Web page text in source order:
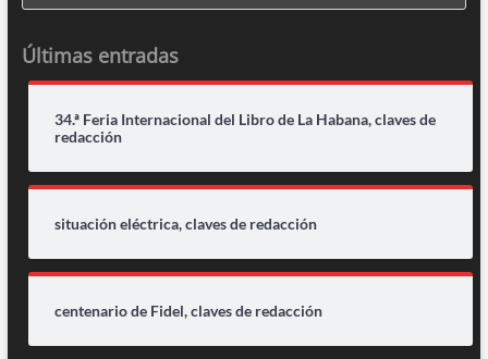
Últimas entradas
34.ª Feria Internacional del Libro de La Habana, claves de
redacción
situación eléctrica, claves de redacción
centenario de Fidel, claves de redacción